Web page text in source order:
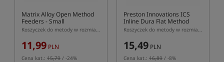
Matrix Alloy Open Method
Feeders - Small
Koszyczek do metody w rozmiarze S z systemem szybkiej wymiany
11,99 PLN
Cena kat.: 15,79 / -24%
Preston Innovations ICS
Inline Dura Flat Method
Feeder - Small
Koszyczek do metody w rozmiarze S z systemem ICS
15,49 PLN
Cena kat.: 16,89 / -8%